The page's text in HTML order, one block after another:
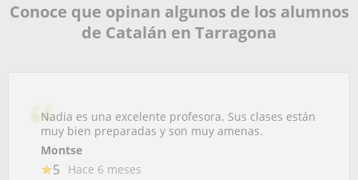
Conoce que opinan algunos de los alumnos
de Catalán en Tarragona
Nadia es una excelente profesora. Sus clases están
muy bien preparadas y son muy amenas.
Montse
5 Hace 6 meses